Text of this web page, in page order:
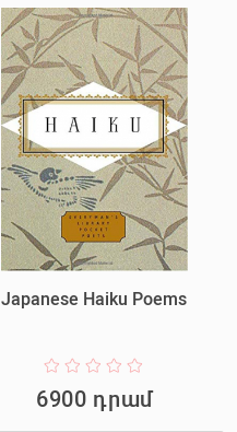
Japanese Haiku Poems
6900 դրամ